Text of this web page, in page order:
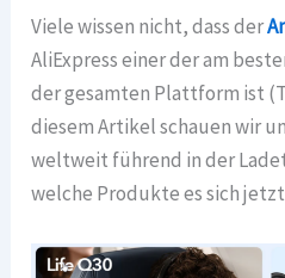
Viele wissen nicht, dass der
AliExpress einer der am
der gesamten Plattform ist
diesem Artikel schauen wir
weltweit führend in der
welche Produkte es sich